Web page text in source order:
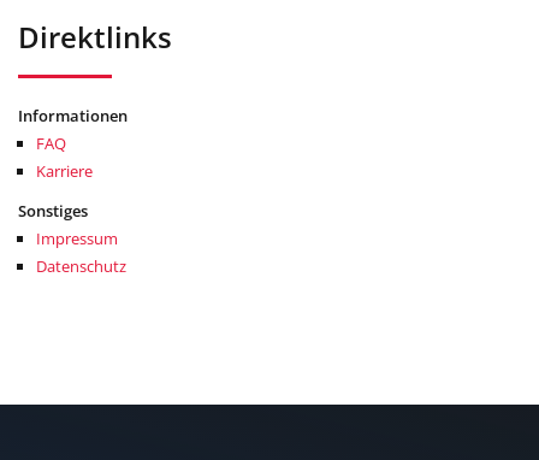
Direktlinks
Informationen
FAQ
Karriere
Sonstiges
Impressum
Datenschutz